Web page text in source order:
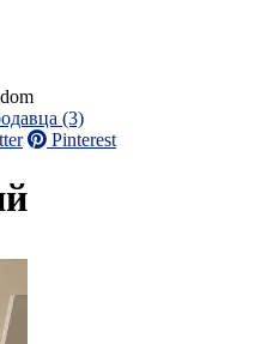
(3)
Pinterest